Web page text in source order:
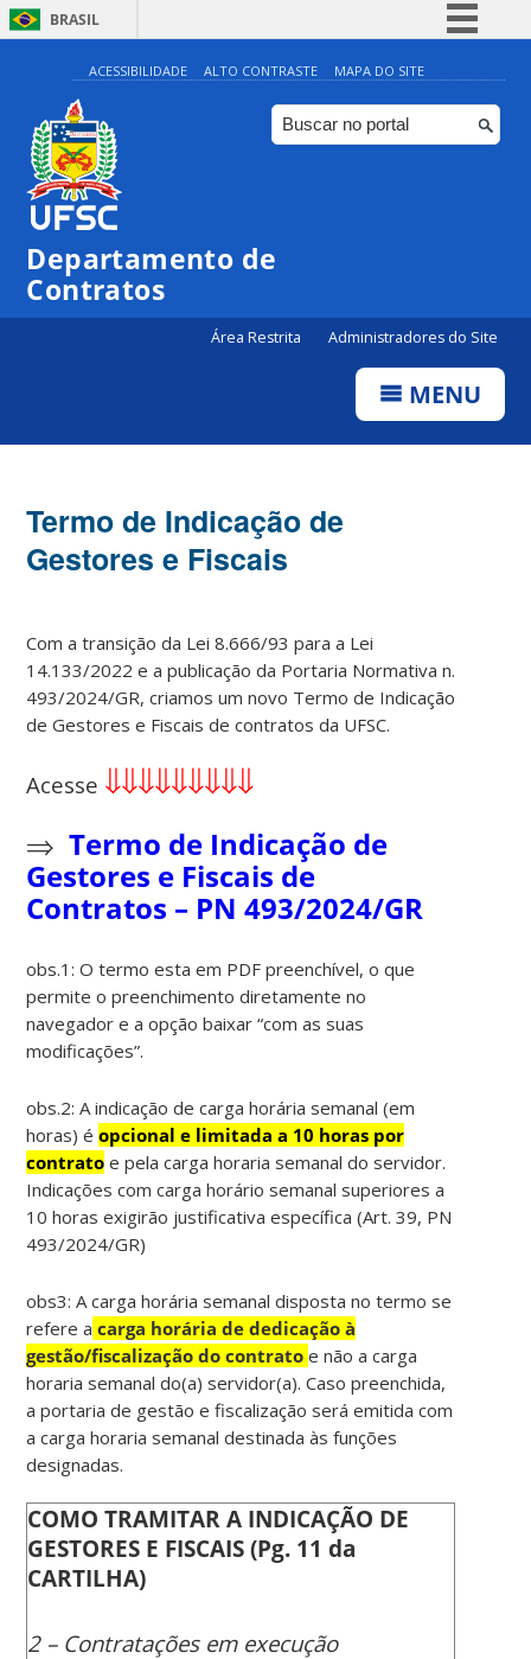
BRASIL
Simplifique!
Comunica BR
Participe
ACESSIBILIDADE ALTO CONTRASTE MAPA DO SITE
Departamento de
Contratos
Área Restrita Administradores do Site
MENU
Termo de Indicação de
Gestores e Fiscais
Com a transição da Lei 8.666/93 para a Lei
14.133/2022 e a publicação da Portaria Normativa n.
493/2024/GR, criamos um novo Termo de Indicação
de Gestores e Fiscais de contratos da UFSC.
Acesse ⇓⇓⇓⇓⇓⇓⇓⇓⇓
⇒ Termo de Indicação de
Gestores e Fiscais de
Contratos – PN 493/2024/GR
obs.1: O termo esta em PDF preenchível, o que
permite o preenchimento diretamente no
navegador e a opção baixar “com as suas
modificações”.
obs.2: A indicação de carga horária semanal (em
horas) éopcional e limitada a 10 horas por
contrato e pela carga horaria semanal do servidor.
Indicações com carga horário semanal superiores a
10 horas exigirão justificativa específica (Art. 39, PN
493/2024/GR)
obs3: A carga horária semanal disposta no termo se
refere a carga horária de dedicação à
gestão/fiscalização do contrato e não a carga
horaria semanal do(a) servidor(a). Caso preenchida,
a portaria de gestão e fiscalização será emitida com
a carga horaria semanal destinada às funções
designadas.
COMO TRAMITAR A INDICAÇÃO DE
GESTORES E FISCAIS (Pg. 11 da
CARTILHA)
2 – Contratações em execução